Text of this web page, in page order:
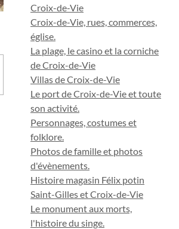
Croix-de-Vie
Croix-de-Vie, rues, commerces,
église.
La plage, le casino et la corniche
de Croix-de-Vie
Villas de Croix-de-Vie
Le port de Croix-de-Vie et toute
son activité.
Personnages, costumes et
folklore.
Photos de famille et photos
d'évènements.
Histoire magasin Félix potin
Saint-Gilles et Croix-de-Vie
Le monument aux morts,
l'histoire du singe.